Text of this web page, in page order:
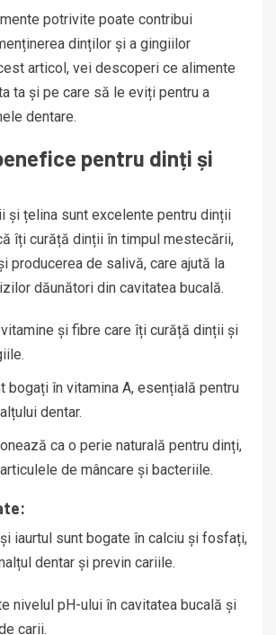
potrivite poate contribui
dinților și a gingiilor
articol, vei descoperi ce alimente
ta și pe care să le eviți pentru a
dentare.
pentru dinți și
și țelina sunt excelente pentru dinții
îți curăță dinții în timpul mestecării,
producerea de salivă, care ajută la
dăunători din cavitatea bucală.
și fibre care îți curăță dinții și
bogați în vitamina A, esențială pentru
dentar.
ca o perie naturală pentru dinți,
de mâncare și bacteriile.
iaurtul sunt bogate în calciu și fosfați,
dentar și previn cariile.
nivelul pH-ului în cavitatea bucală și
carii.